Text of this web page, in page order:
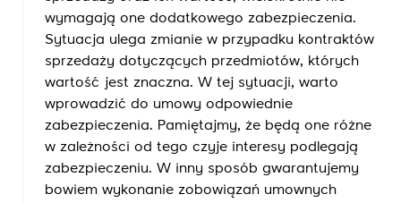
wymagają one dodatkowego zabezpieczenia.
Sytuacja ulega zmianie w przypadku kontraktów
sprzedaży dotyczących przedmiotów, których
wartość jest znaczna. W tej sytuacji, warto
wprowadzić do umowy odpowiednie
zabezpieczenia. Pamiętajmy, że będą one różne
w zależności od tego czyje interesy podlegają
zabezpieczeniu. W inny sposób gwarantujemy
bowiem wykonanie zobowiązań umownych